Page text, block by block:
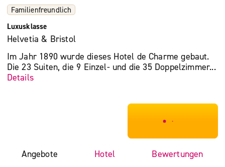
Familienfreundlich
Luxusklasse
Helvetia & Bristol
Im Jahr 1890 wurde dieses Hotel de Charme gebaut.
Die 23 Suiten, die 9 Einzel- und die 35 Doppelzimmer...
Details
***************
Angebote Hotel Bewertungen